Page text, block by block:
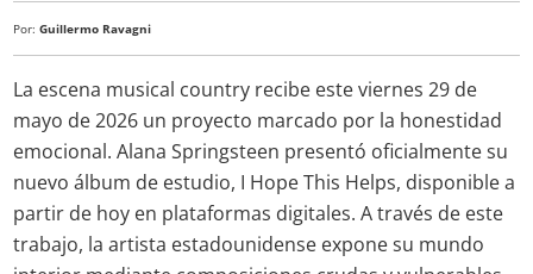
Por: Guillermo Ravagni
La escena musical country recibe este viernes 29 de
mayo de 2026 un proyecto marcado por la honestidad
emocional. Alana Springsteen presentó oficialmente su
nuevo álbum de estudio, I Hope This Helps, disponible a
partir de hoy en plataformas digitales. A través de este
trabajo, la artista estadounidense expone su mundo